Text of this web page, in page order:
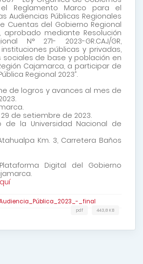
Reglamento Marco para el
Audiencias Públicas Regionales
Cuentas del Gobierno Regional
aprobado mediante Resolución
N° 271- 2023-GR.CAJ/GR,
públicas y privadas,
sociales de base y población en
Cajamarca, a participar de
Regional 2023”.
de logros y avances al mes de
29 de setiembre de 2023.
de la Universidad Nacional de
Km. 3, Carretera Baños
Digital del Gobierno
_final
443,8 KB
pdf